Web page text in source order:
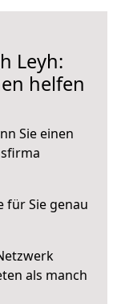
Leyh:
helfen
Sie einen
für Sie genau
als manch